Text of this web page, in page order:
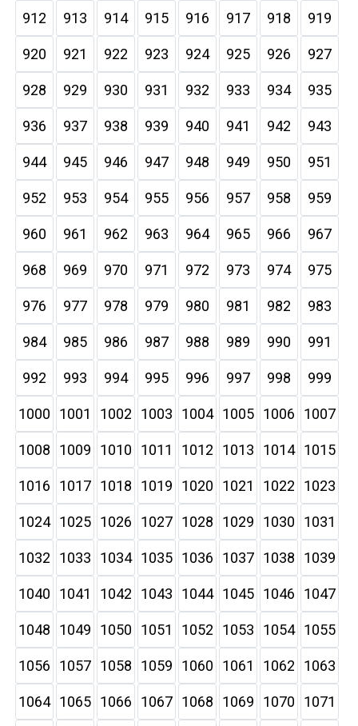
912 913 914 915 916 917 918 919
920 921 922 923 924 925 926 927
928 929 930 931 932 933 934 935
936 937 938 939 940 941 942 943
944 945 946 947 948 949 950 951
952 953 954 955 956 957 958 959
960 961 962 963 964 965 966 967
968 969 970 971 972 973 974 975
976 977 978 979 980 981 982 983
984 985 986 987 988 989 990 991
992 993 994 995 996 997 998 999
1000 1001 1002 1003 1004 1005 1006 1007
1008 1009 1010 1011 1012 1013 1014 1015
1016 1017 1018 1019 1020 1021 1022 1023
1024 1025 1026 1027 1028 1029 1030 1031
1032 1033 1034 1035 1036 1037 1038 1039
1040 1041 1042 1043 1044 1045 1046 1047
1048 1049 1050 1051 1052 1053 1054 1055
1056 1057 1058 1059 1060 1061 1062 1063
1064 1065 1066 1067 1068 1069 1070 1071